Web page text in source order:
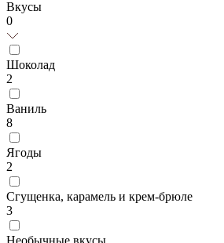
Вкусы
0
Шоколад
2
Ваниль
8
Ягоды
2
Сгущенка, карамель и крем-брюле
3
Необычные вкусы